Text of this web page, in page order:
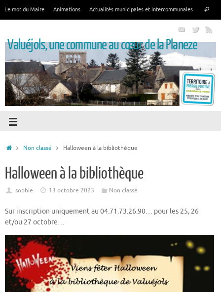
Le mot du Maire Animations Actualités municipales et intercommunales
Valuéjols, une commune au cœur de la Planeze
Non classé Halloween à la bibliothèque
Halloween à la bibliothèque
sophie 13 octobre 2023 Non classé
Sur inscription uniquement au 04.71.73.26.90… pour les 25, 26
et/ou 27 octobre…